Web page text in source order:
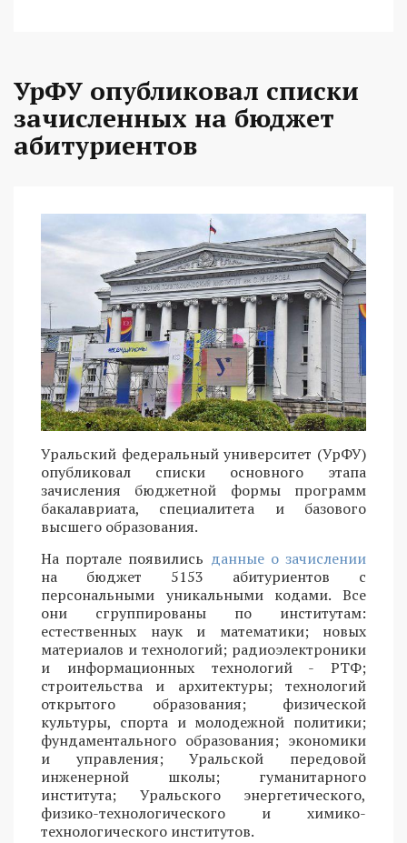
УрФУ опубликовал списки
зачисленных на бюджет
абитуриентов
Уральский федеральный университет (УрФУ)
опубликовал списки основного этапа
зачисления бюджетной формы программ
бакалавриата, специалитета и базового
высшего образования.
На портале появились данные о зачислении
на бюджет 5153 абитуриентов с
персональными уникальными кодами. Все
они сгруппированы по институтам:
естественных наук и математики; новых
материалов и технологий; радиоэлектроники
и информационных технологий - РТФ;
строительства и архитектуры; технологий
открытого образования; физической
культуры, спорта и молодежной политики;
фундаментального образования; экономики
и управления; Уральской передовой
инженерной школы; гуманитарного
института; Уральского энергетического,
физико-технологического и химико-
технологического институтов.